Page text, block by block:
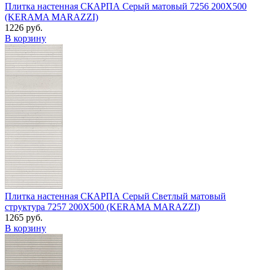
Плитка настенная СКАРПА Серый матовый 7256 200Х500
(KERAMA MARAZZI)
1226 руб.
В корзину
Плитка настенная СКАРПА Серый Светлый матовый
структура 7257 200Х500 (KERAMA MARAZZI)
1265 руб.
В корзину